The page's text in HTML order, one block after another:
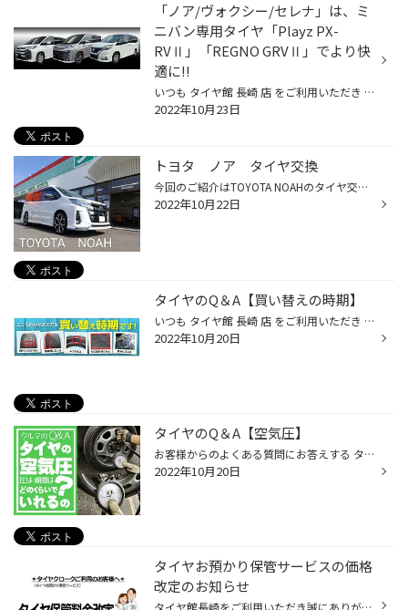
「ノア/ヴォクシー/セレナ」は、ミ
ニバン専用タイヤ「Playz PX-
RVⅡ」「REGNO GRVⅡ」でより快
適に!!
いつも タイヤ館 長崎 店 をご利用いただき ありがとうございます！ 今回は「ミニバン専用タイヤ」について第一弾！ 狭い道路や混み合った場所でもストレスを感じることなくスイスイ走れるのに、車内にはびっくりするようなゆとりある空間が広がるピープルムーバーといえば、3列シートを採用したミ...
2022年10月23日
トヨタ ノア タイヤ交換
今回のご紹介はTOYOTA NOAHのタイヤ交換♪ わざわざ南久留米よりご来店有難う御座います！ ホイールはC-HRの18inch(お客様御準備)流用です♪ 勉強になりましたm(_ _)m有難う御座います！ インセットもバッチリでよく似合ってます！ 純正サイズ205/55R16➡215/45R18へ変更にて。 装着タイヤはプレイズの...
2022年10月22日
タイヤのQ＆A【買い替えの時期】
いつも タイヤ館 長崎 店 をご利用いただき ありがとうございます！ 秋の行楽シーズンですね！ おでかけの前に！今の装着タイヤの状態は気になりませんか？ 目視で確認できることも多くあります。 〇残溝が少ない。 〇偏摩耗している。 〇キズがある。 〇ヒビ割れ等がある。 〇膨らんでいる。 ...
2022年10月20日
タイヤのQ＆A【空気圧】
お客様からのよくある質問にお答えする タイヤのQ＆A 今回は【空気圧】について＾＾ タイヤの空気圧は車種ごとにカーメーカーが指定している圧があります。 運転席側のドア付近あるいは給油口などに貼付している 空気圧表示シール に記載されています。 空気圧低下を考慮して車両指定空気圧を基準と...
2022年10月20日
タイヤお預かり保管サービスの価格
改定のお知らせ